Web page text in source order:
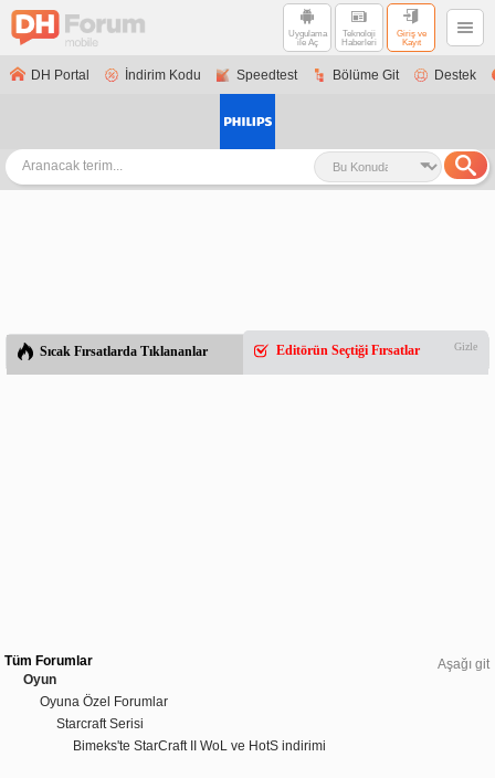
Uygulama
ile Aç
Teknoloji
Haberleri
Giriş ve
Kayıt
DH Portal İndirim Kodu Speedtest Bölüme Git Destek
Sıcak Fırsatlarda Tıklananlar Editörün Seçtiği Fırsatlar Gizle
Aşağı git
Tüm Forumlar
Oyun
Oyuna Özel Forumlar
Starcraft Serisi
Bimeks'te StarCraft II WoL ve HotS indirimi